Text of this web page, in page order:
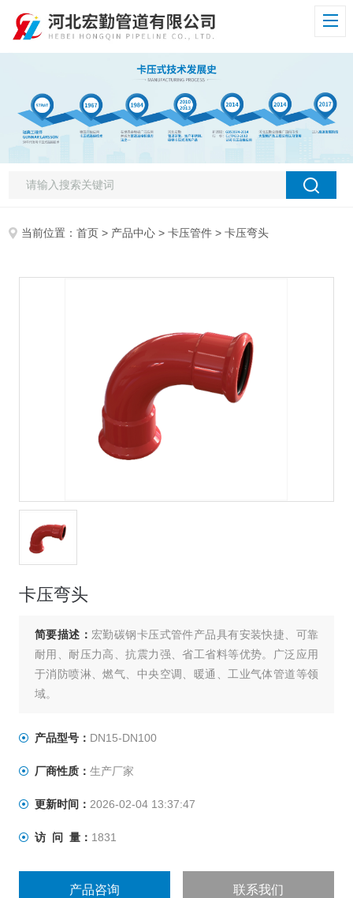
当前位置：首页 > 产品中心 >卡压管件 > 卡压弯头
卡压弯头
简要描述： 宏勤碳钢卡压式管件产品具有安装快捷、可靠
耐用、耐压力高、抗震力强、省工省料等优势。广泛应用
于消防喷淋、燃气、中央空调、暖通、工业气体管道等领
域。
产品型号： DN15-DN100
厂商性质： 生产厂家
更新时间： 2026-02-04 13:37:47
访 问 量： 1831
产品咨询 联系我们